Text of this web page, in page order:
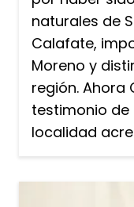
naturales de
Calafate,
Moreno y
región. Ahora
testimonio de
localidad